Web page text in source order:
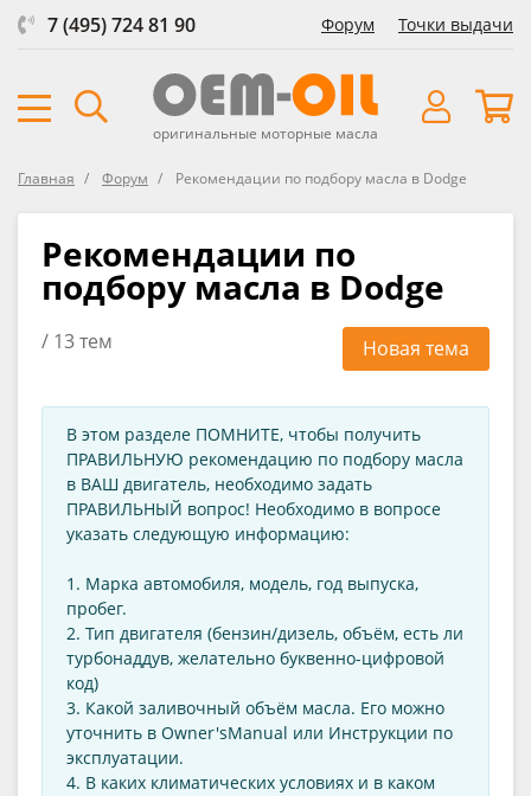
7 (495) 724 81 90 Форум Точки выдачи
оригинальные моторные масла
Главная Форум Рекомендации по подбору масла в Dodge
Рекомендации по
подбору масла в Dodge
/ 13 тем Новая тема
В этом разделе ПОМНИТЕ, чтобы получить
ПРАВИЛЬНУЮ рекомендацию по подбору масла
в ВАШ двигатель, необходимо задать
ПРАВИЛЬНЫЙ вопрос! Необходимо в вопросе
указать следующую информацию:
1. Марка автомобиля, модель, год выпуска,
пробег.
2. Тип двигателя (бензин/дизель, объём, есть ли
турбонаддув, желательно буквенно-цифровой
код)
3. Какой заливочный объём масла. Его можно
уточнить в Оwner'sManual или Инструкции по
эксплуатации.
4. В каких климатических условиях и в каком